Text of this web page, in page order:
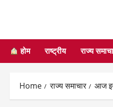
होम राष्ट्रीय राज्य
Home राज्य समाचार आज